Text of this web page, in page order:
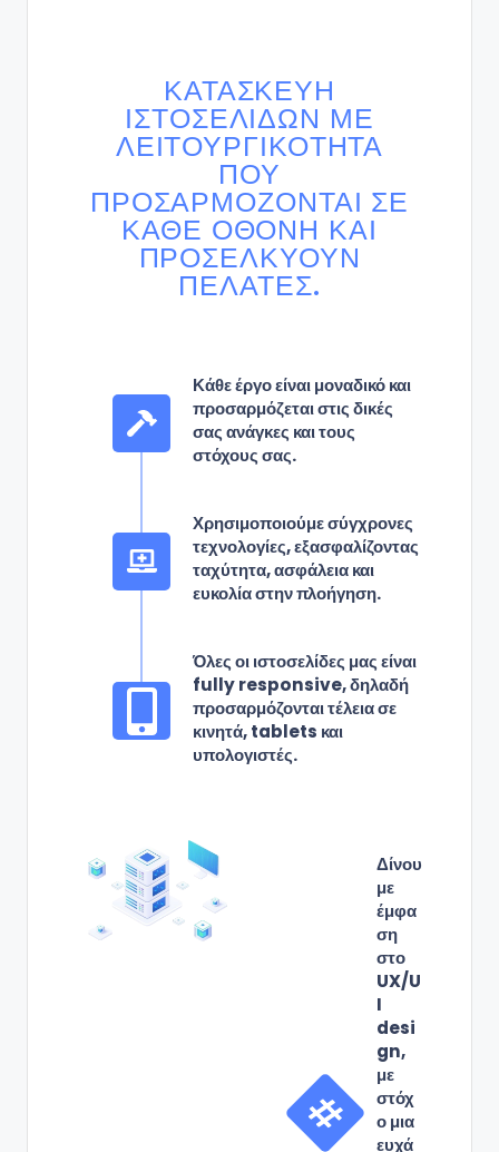
ΚΑΤΑΣΚΕΥΉ
ΙΣΤΟΣΕΛΊΔΩΝ ΜΕ
ΛΕΙΤΟΥΡΓΙΚΌΤΗΤΑ
ΠΟΥ
ΠΡΟΣΑΡΜΌΖΟΝΤΑΙ ΣΕ
ΚΆΘΕ ΟΘΌΝΗ ΚΑΙ
ΠΡΟΣΕΛΚΎΟΥΝ
ΠΕΛΆΤΕΣ.
Κάθε έργο είναι μοναδικό και
προσαρμόζεται στις δικές
σας ανάγκες και τους
στόχους σας.
Χρησιμοποιούμε σύγχρονες
τεχνολογίες, εξασφαλίζοντας
ταχύτητα, ασφάλεια και
ευκολία στην πλοήγηση.
Όλες οι ιστοσελίδες μας είναι
fully responsive, δηλαδή
προσαρμόζονται τέλεια σε
κινητά, tablets και
υπολογιστές.
Δίνου
με
έμφα
ση
στο
UX/U
I
desi
gn,
με
στόχ
ο μια
ευχά